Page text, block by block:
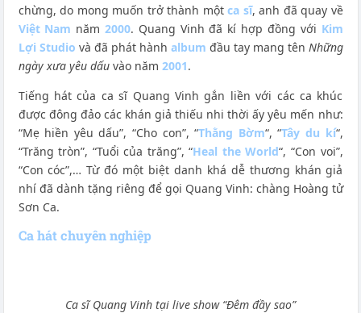
chừng, do mong muốn trở thành một ca sĩ, anh đã quay về
Việt Nam năm 2000. Quang Vinh đã kí hợp đồng với Kim
Lợi Studio và đã phát hành album đầu tay mang tên Những
ngày xưa yêu dấuvào năm 2001.
Tiếng hát của ca sĩ Quang Vinh gắn liền với các ca khúc
được đông đảo các khán giả thiếu nhi thời ấy yêu mến như:
“Mẹ hiền yêu dấu”, “Cho con”, “Thằng Bờm“, “Tây du kí“,
“Trăng tròn”, “Tuổi của trăng”, “Heal the World“, “Con voi”,
“Con cóc”,… Từ đó một biệt danh khá dễ thương khán giả
nhí đã dành tặng riêng để gọi Quang Vinh: chàng Hoàng tử
Sơn Ca.
Ca hát chuyên nghiệp
Ca sĩ Quang Vinh tại live show “Đêm đầy sao”